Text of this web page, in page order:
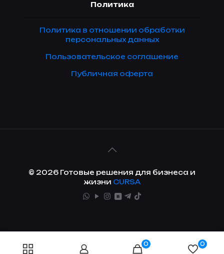
Политика
Политика в отношении обработки
персональных данных
Пользовательское соглашение
Публичная оферта
© 2026 Готовые решения для бизнеса и
жизни CURSA
0 0